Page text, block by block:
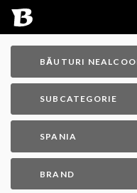
BĂUTURI
SUBCATEGORIE
SPANIA
BRAND